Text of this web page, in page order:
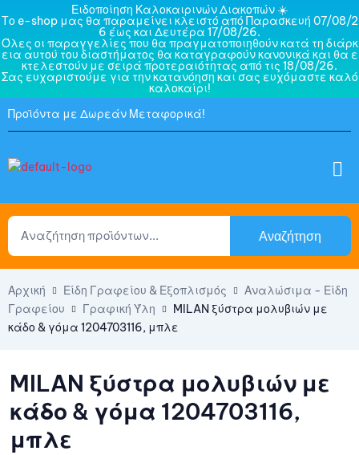
Ειδοποίηση Καλοκαιρινών Διακοπών ☀️
Το e-shop μας θα παραμείνει κλειστό από Παρασκευή 07/08/2
6 έως και Δευτέρα 17/08/26.
Όλες οι παραγγελίες που θα πραγματοποιηθούν κατά τη διάρκ
εια αυτού του διαστήματος θα καταγραφούν κανονικά και θα ε
κτελεστούν με σειρά προτεραιότητας από τις 18/08/26.
Σας ευχαριστούμε για την κατανόηση και σας ευχόμαστε καλό
καλοκαίρι!
Προϊόντα με Δωρεάν Μεταφορικά!
Αναζήτηση
Αρχική Είδη Γραφείου & Εξοπλισμός
Αναλώσιμα - Είδη
Γραφείου
Γραφική Ύλη
MILAN ξύστρα μολυβιών με
κάδο & γόμα 1204703116, μπλε
MILAN ξύστρα μολυβιών με
κάδο & γόμα 1204703116,
μπλε